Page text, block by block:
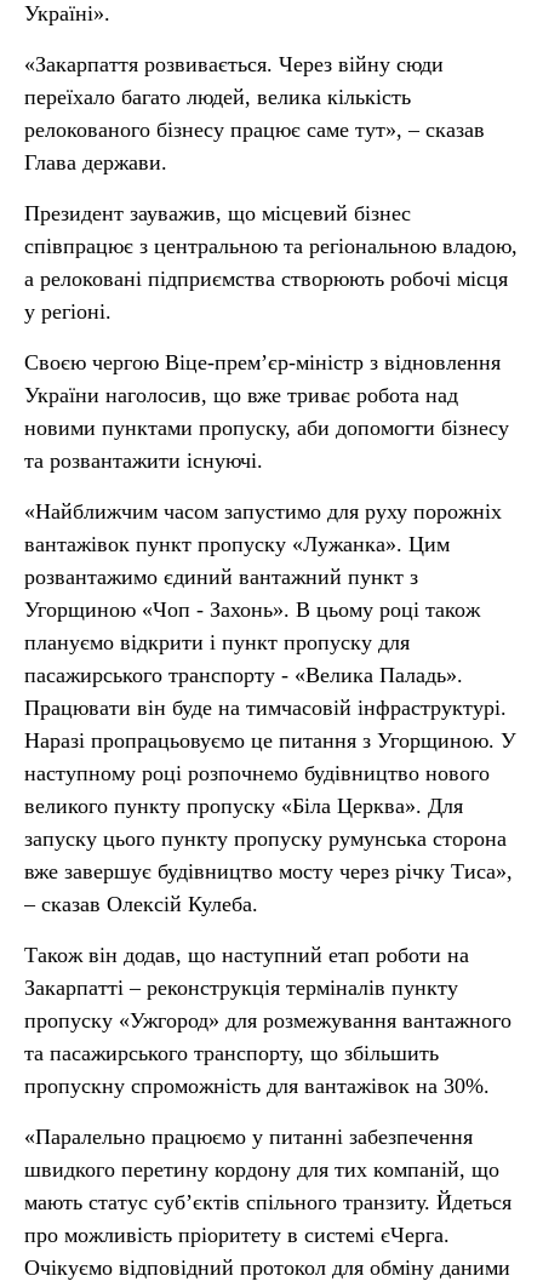
Україні».
«Закарпаття розвивається. Через війну сюди
переїхало багато людей, велика кількість
релокованого бізнесу працює саме тут», – сказав
Глава держави.
Президент зауважив, що місцевий бізнес
співпрацює з центральною та регіональною владою,
а релоковані підприємства створюють робочі місця
у регіоні.
Своєю чергою Віце-прем’єр-міністр з відновлення
України наголосив, що вже триває робота над
новими пунктами пропуску, аби допомогти бізнесу
та розвантажити існуючі.
«Найближчим часом запустимо для руху порожніх
вантажівок пункт пропуску «Лужанка». Цим
розвантажимо єдиний вантажний пункт з
Угорщиною «Чоп - Захонь». В цьому році також
плануємо відкрити і пункт пропуску для
пасажирського транспорту - «Велика Паладь».
Працювати він буде на тимчасовій інфраструктурі.
Наразі пропрацьовуємо це питання з Угорщиною. У
наступному році розпочнемо будівництво нового
великого пункту пропуску «Біла Церква». Для
запуску цього пункту пропуску румунська сторона
вже завершує будівництво мосту через річку Тиса»,
– сказав Олексій Кулеба.
Також він додав, що наступний етап роботи на
Закарпатті – реконструкція терміналів пункту
пропуску «Ужгород» для розмежування вантажного
та пасажирського транспорту, що збільшить
пропускну спроможність для вантажівок на 30%.
«Паралельно працюємо у питанні забезпечення
швидкого перетину кордону для тих компаній, що
мають статус субʼєктів спільного транзиту. Йдеться
про можливість пріоритету в системі єЧерга.
Очікуємо відповідний протокол для обміну даними